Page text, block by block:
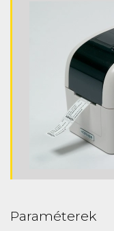
Paraméterek